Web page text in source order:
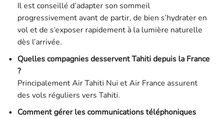
Il est conseillé d’adapter son sommeil
progressivement avant de partir, de bien s’hydrater en
vol et de s’exposer rapidement à la lumière naturelle
dès l’arrivée.
Quelles compagnies desservent Tahiti depuis la France
?
Principalement Air Tahiti Nui et Air France assurent
des vols réguliers vers Tahiti.
Comment gérer les communications téléphoniques